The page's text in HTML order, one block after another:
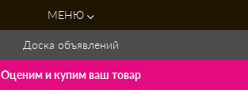
МЕНЮ
Доска объявлений
Оценим и купим ваш товар